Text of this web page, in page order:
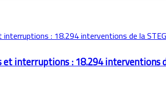
interruptions : 18.294 interventions